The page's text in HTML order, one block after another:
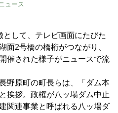
ュース
して、テレビ画面にたびた
面2号橋の橋桁がつながり、
催された様子がニュースで流
野原町の町長らは、「ダム本
挨拶。政権が八ッ場ダム中止
関連事業と呼ばれる八ッ場ダ